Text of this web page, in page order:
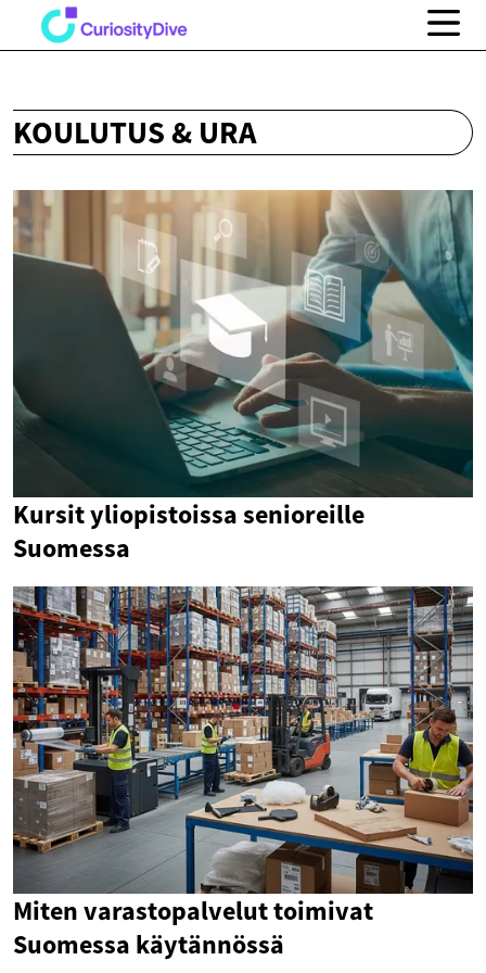
KOULUTUS & URA
Kursit yliopistoissa senioreille
Suomessa
Miten varastopalvelut toimivat
Suomessa käytännössä